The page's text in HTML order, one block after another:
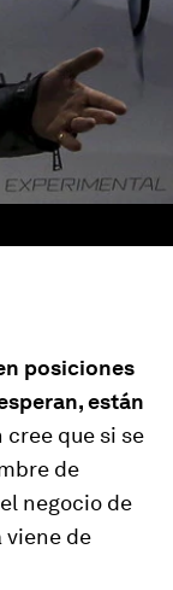
posiciones
están
cree que si se
de
negocio de
viene de